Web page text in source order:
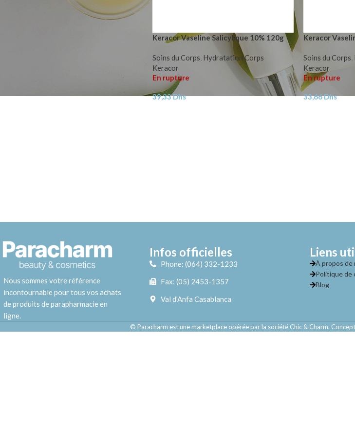
Keracor Vaseline Salicylique 10% 120g
Soins du Corps Hydratation Corps
Keracor
En rupture
39,33Dhs
Keracor
Soins du Corps
Keracor
En rupture
33,66Dhs
Nous sommes votre référence
incontournable pour tous vos achats
de produits de parapharmacie en
ligne.
Infos officielles
Phone: (064) 332-1233
Fax: (05) 2453-1357
Val d'Anfa Casablanca
Liens
À propos de
Politique de
Blog
© Paracharm est une marketplace opérée par la société Chic & Charm.